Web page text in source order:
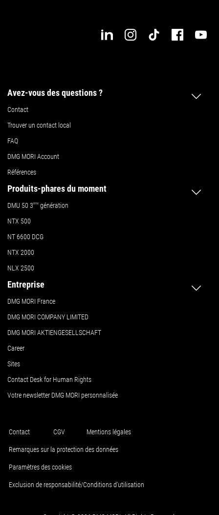
Avez-vous des questions ?
Contact
Trouver un contact local
FAQ
DMG MORI Account
Références
Produits-phares du moment
DMU 50 3ème génération
NTX 500
NT 6600 DCG
NTX 2000
NLX 2500
Entreprise
DMG MORI France
DMG MORI COMPANY LIMITED
DMG MORI AKTIENGESELLSCHAFT
Career
Sites
Contact Desk for Human Rights
Votre newsletter DMG MORI personnalisée
Contact CGV Mentions légales
Remarques sur la protection des données
Paramètres des cookies
Exclusion de responsabilité/Conditions d'utilisation